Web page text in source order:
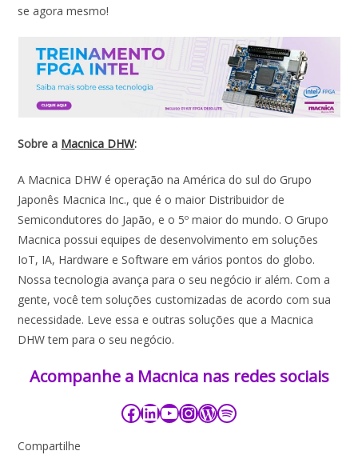
se agora mesmo!
Sobre a Macnica DHW:
A Macnica DHW é operação na América do sul do Grupo
Japonês Macnica Inc., que é o maior Distribuidor de
Semicondutores do Japão, e o 5º maior do mundo. O Grupo
Macnica possui equipes de desenvolvimento em soluções
IoT, IA, Hardware e Software em vários pontos do globo.
Nossa tecnologia avança para o seu negócio ir além. Com a
gente, você tem soluções customizadas de acordo com sua
necessidade. Leve essa e outras soluções que a Macnica
DHW tem para o seu negócio.
Acompanhe a Macnica nas redes sociais​​​
Compartilhe